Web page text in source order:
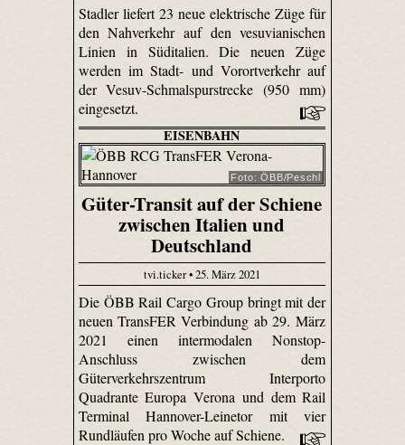
Stadler liefert 23 neue elektrische Züge für
den Nahverkehr auf den vesuvianischen
Linien in Süditalien. Die neuen Züge
werden im Stadt- und Vorortverkehr auf
der Vesuv-Schmalspurstrecke (950 mm)
eingesetzt.
EISENBAHN
Foto: ÖBB/Peschl
Güter-Transit auf der Schiene
zwischen Italien und
Deutschland
tvi.ticker • 25. März 2021
Die ÖBB Rail Cargo Group bringt mit der
neuen TransFER Verbindung ab 29. März
2021 einen intermodalen Nonstop-
Anschluss zwischen dem
Güterverkehrszentrum Interporto
Quadrante Europa Verona und dem Rail
Terminal Hannover-Leinetor mit vier
Rundläufen pro Woche auf Schiene.